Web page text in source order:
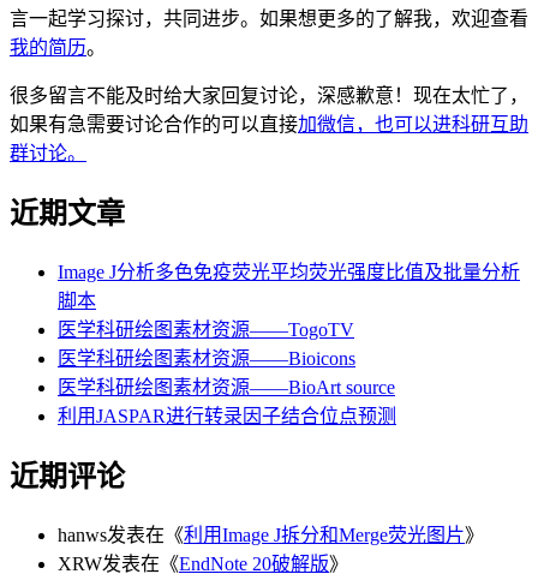
言一起学习探讨，共同进步。如果想更多的了解我，欢迎查看
我的简历。
很多留言不能及时给大家回复讨论，深感歉意！现在太忙了，
如果有急需要讨论合作的可以直接加微信，也可以进科研互助
群讨论。
近期文章
Image J分析多色免疫荧光平均荧光强度比值及批量分析
脚本
医学科研绘图素材资源——TogoTV
医学科研绘图素材资源——Bioicons
医学科研绘图素材资源——BioArt source
利用JASPAR进行转录因子结合位点预测
近期评论
hanws发表在《利用Image J拆分和Merge荧光图片》
XRW发表在《EndNote 20破解版》